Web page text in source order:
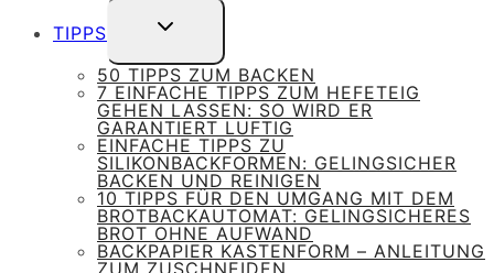
TIPPS
UNTERMENÜ
UMSCHALTEN
50 TIPPS ZUM BACKEN
7 EINFACHE TIPPS ZUM HEFETEIG
GEHEN LASSEN: SO WIRD ER
GARANTIERT LUFTIG
EINFACHE TIPPS ZU
SILIKONBACKFORMEN: GELINGSICHER
BACKEN UND REINIGEN
10 TIPPS FÜR DEN UMGANG MIT DEM
BROTBACKAUTOMAT: GELINGSICHERES
BROT OHNE AUFWAND
BACKPAPIER KASTENFORM – ANLEITUNG
ZUM ZUSCHNEIDEN